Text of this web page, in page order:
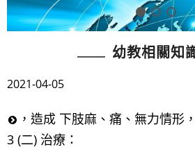
幼教相關知
2021-04-05
，造成 下肢麻、痛、無力情形
3 (二) 治療：